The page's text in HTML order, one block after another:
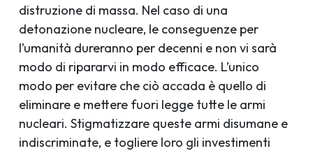
distruzione di massa. Nel caso di una
detonazione nucleare, le conseguenze per
l’umanità dureranno per decenni e non vi sarà
modo di ripararvi in modo efficace. L’unico
modo per evitare che ciò accada è quello di
eliminare e mettere fuori legge tutte le armi
nucleari. Stigmatizzare queste armi disumane e
indiscriminate, e togliere loro gli investimenti